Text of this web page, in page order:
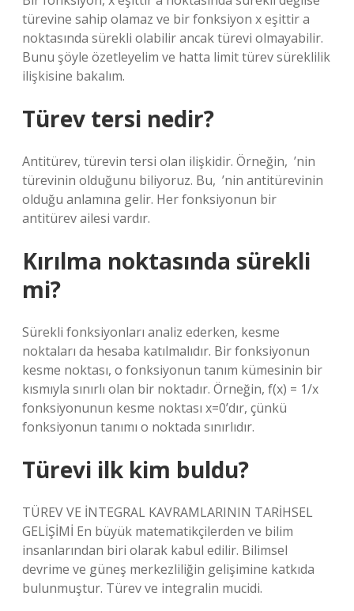
türevine sahip olamaz ve bir fonksiyon x eşittir a
noktasında sürekli olabilir ancak türevi olmayabilir.
Bunu şöyle özetleyelim ve hatta limit türev süreklilik
ilişkisine bakalım.
Türev tersi nedir?
Antitürev, türevin tersi olan ilişkidir. Örneğin, ‍ ‍’nin
türevinin olduğunu biliyoruz. Bu, ‍ ‍’nin antitürevinin
olduğu anlamına gelir. Her fonksiyonun bir
antitürev ailesi vardır.
Kırılma noktasında sürekli
mi?
Sürekli fonksiyonları analiz ederken, kesme
noktaları da hesaba katılmalıdır. Bir fonksiyonun
kesme noktası, o fonksiyonun tanım kümesinin bir
kısmıyla sınırlı olan bir noktadır. Örneğin, f(x) = 1/x
fonksiyonunun kesme noktası x=0’dır, çünkü
fonksiyonun tanımı o noktada sınırlıdır.
Türevi ilk kim buldu?
TÜREV VE İNTEGRAL KAVRAMLARININ TARİHSEL
GELİŞİMİ En büyük matematikçilerden ve bilim
insanlarından biri olarak kabul edilir. Bilimsel
devrime ve güneş merkezliliğin gelişimine katkıda
bulunmuştur. Türev ve integralin mucidi.